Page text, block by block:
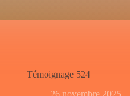
Témoignage 524